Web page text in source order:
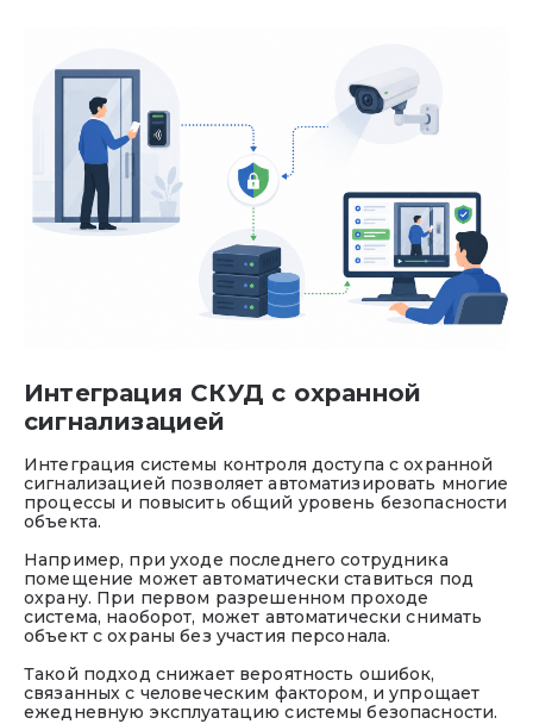
Интеграция СКУД с охранной
сигнализацией
Интеграция системы контроля доступа с охранной
сигнализацией позволяет автоматизировать многие
процессы и повысить общий уровень безопасности
объекта.
Например, при уходе последнего сотрудника
помещение может автоматически ставиться под
охрану. При первом разрешенном проходе
система, наоборот, может автоматически снимать
объект с охраны без участия персонала.
Такой подход снижает вероятность ошибок,
связанных с человеческим фактором, и упрощает
ежедневную эксплуатацию системы безопасности.